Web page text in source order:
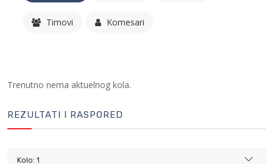
Timovi Komesari
Trenutno nema aktuelnog kola.
REZULTATI I RASPORED
Kolo: 1